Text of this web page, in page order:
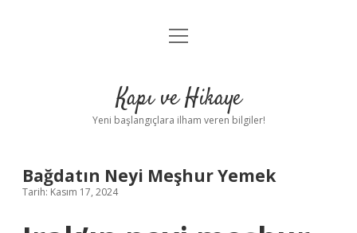
Anasayfa
Yasal Uyarı
menüyü
Kapı ve Hikaye
Yeni başlangıçlara ilham veren bilgiler!
Bağdatın Neyi Meşhur Yemek
Tarih: Kasım 17, 2024